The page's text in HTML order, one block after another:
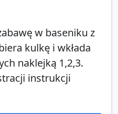
w baseniku z
kulkę i wkłada
naklejką 1,2,3.
instrukcji